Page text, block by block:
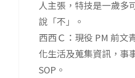
人主張，特技是一歲多
說「不」。
西西Ｃ：現役 PM 前文
化生活及蒐集資訊，事
SOP。